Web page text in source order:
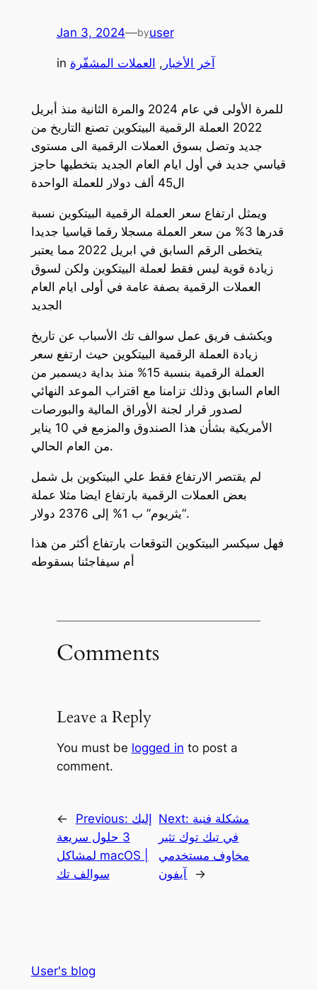
Jan 3, 2024—byuser
in آخر الأخبار , العملات المشفّرة
للمرة الأولى في عام 2024 والمرة الثانية منذ أبريل
2022 العملة الرقمية البيتكوين تصنع التاريخ من
جديد وتصل بسوق العملات الرقمية الى مستوى
قياسي جديد في أول ايام العام الجديد بتخطيها حاجز
ال45 ألف دولار للعملة الواحدة
ويمثل ارتفاع سعر العملة الرقمية البيتكوين نسبة
قدرها 3% من سعر العملة مسجلا رقما قياسيا جديدا
يتخطى الرقم السابق في ابريل 2022 مما يعتبر
زيادة قوية ليس فقط لعملة البيتكوين ولكن لسوق
العملات الرقمية بصفة عامة في أولى ايام العام
الجديد
ويكشف فريق عمل سوالف تك الأسباب عن تاريخ
زيادة العملة الرقمية البيتكوين حيث ارتفع سعر
العملة الرقمية بنسبة 15% منذ بداية ديسمبر من
العام السابق وذلك تزامنا مع اقتراب الموعد النهائي
لصدور قرار لجنة الأوراق المالية والبورصات
الأمريكية بشأن هذا الصندوق والمزمع في 10 يناير
من العام الحالي.
لم يقتصر الارتفاع فقط علي البيتكوين بل شمل
بعض العملات الرقمية بارتفاع ايضا مثلا عملة
“يثريوم” ب 1% إلى 2376 دولار.
فهل سيكسر البيتكوين التوقعات بارتفاع أكثر من هذا
أم سيفاجئنا بسقوطه
Comments
Leave a Reply
You must be logged in to post a
comment.
← Previous: إليك
3 حلول سريعة
لمشاكل macOS |
سوالف تك
Next: مشكلة فنية
في تيك توك تثير
مخاوف مستخدمي
آيفون
→
User's blog